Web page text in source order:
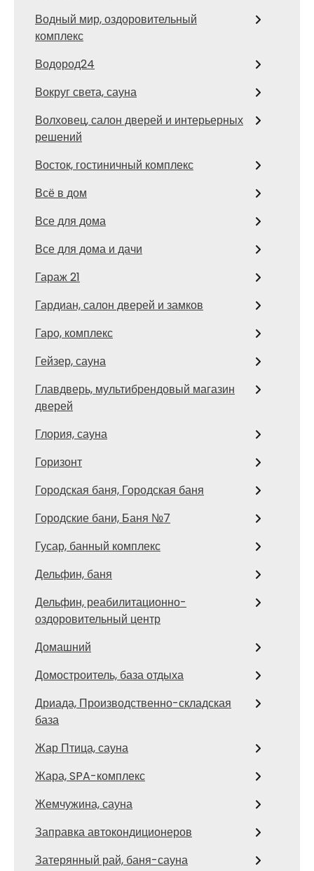
Водный мир, оздоровительный
комплекс
Водород24
Вокруг света, сауна
Волховец, салон дверей и интерьерных
решений
Восток, гостиничный комплекс
Всё в дом
Все для дома
Все для дома и дачи
Гараж 21
Гардиан, салон дверей и замков
Гаро, комплекс
Гейзер, сауна
Главдверь, мультибрендовый магазин
дверей
Глория, сауна
Горизонт
Городская баня, Городская баня
Городские бани, Баня №7
Гусар, банный комплекс
Дельфин, баня
Дельфин, реабилитационно-
оздоровительный центр
Домашний
Домостроитель, база отдыха
Дриада, Производственно-складская
база
Жар Птица, сауна
Жара, SPA-комплекс
Жемчужина, сауна
Заправка автокондиционеров
Затерянный рай, баня-сауна